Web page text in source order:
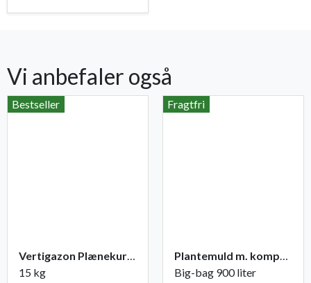
Vi anbefaler også
Bestseller
Vertigazon Plænekur NPK 6-1-17 (+2)
15 kg
Fragtfri
Plantemuld m. kompost fra Champost
Big-bag 900 liter